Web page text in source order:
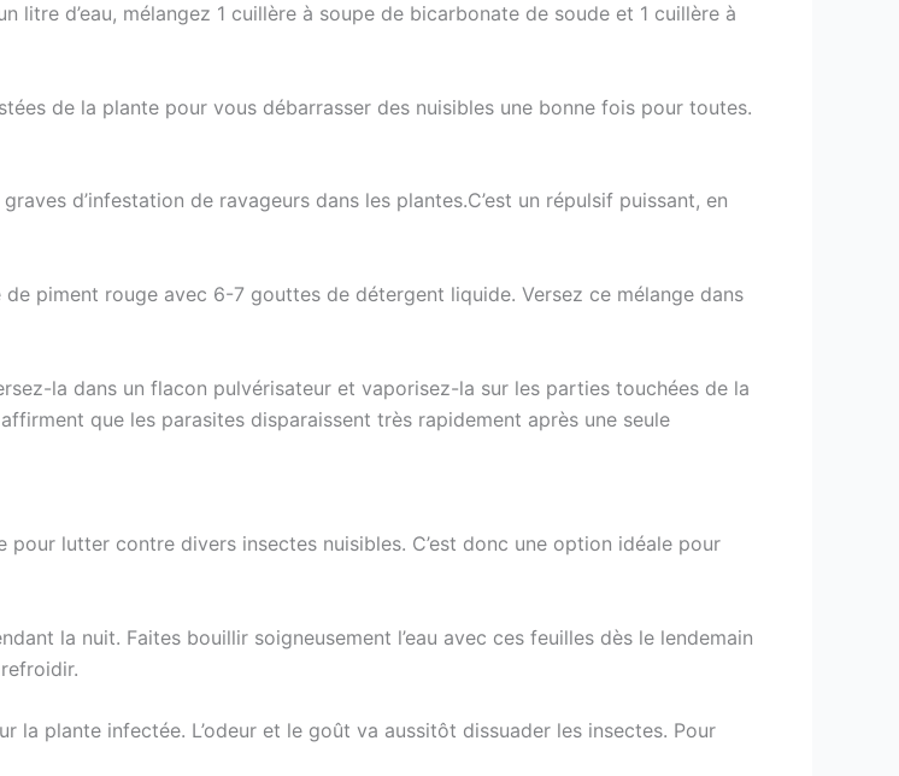
d’eau, mélangez 1 cuillère à soupe de bicarbonate de soude et 1 cuillère à
de la plante pour vous débarrasser des nuisibles une bonne fois pour toutes.
d’infestation de ravageurs dans les plantes.C’est un répulsif puissant, en
piment rouge avec 6-7 gouttes de détergent liquide. Versez ce mélange dans
la dans un flacon pulvérisateur et vaporisez-la sur les parties touchées de la
que les parasites disparaissent très rapidement après une seule
lutter contre divers insectes nuisibles. C’est donc une option idéale pour
la nuit. Faites bouillir soigneusement l’eau avec ces feuilles dès le lendemain
la plante infectée. L’odeur et le goût va aussitôt dissuader les insectes. Pour